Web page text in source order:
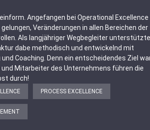
Angefangen bei Operational Excellence
Veränderungen in allen Bereichen der
Als langjähriger Wegbegleiter unterstützte
dabe methodisch und entwickelnd mit
Coaching. Denn ein entscheidendes Ziel
Mitarbeiter des Unternehmens führen die
durch!
PROCESS EXCELLENCE